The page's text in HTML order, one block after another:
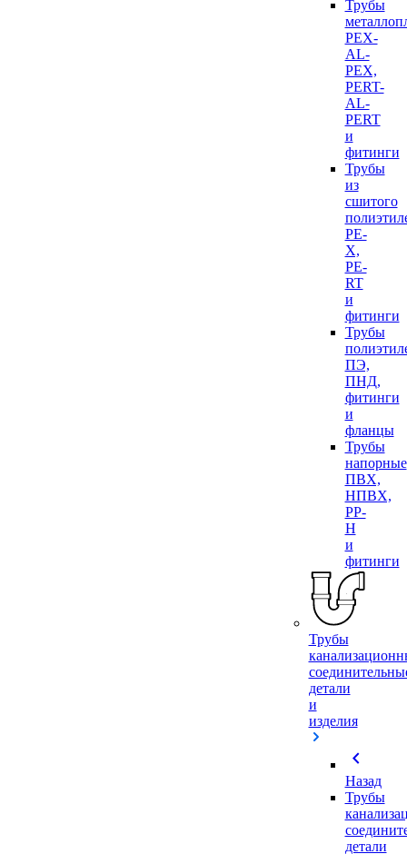
Трубы
PEX-
AL-
PEX,
PERT-
AL-
PERT
и
фитинги
Трубы
из
сшитого
PE-
X,
PE-
RT
и
фитинги
Трубы
ПЭ,
ПНД,
фитинги
и
фланцы
Трубы
напорные
ПВХ,
НПВХ,
PP-
H
и
фитинги
Трубы
детали
и
изделия
chevron_left
Назад
Трубы
детали